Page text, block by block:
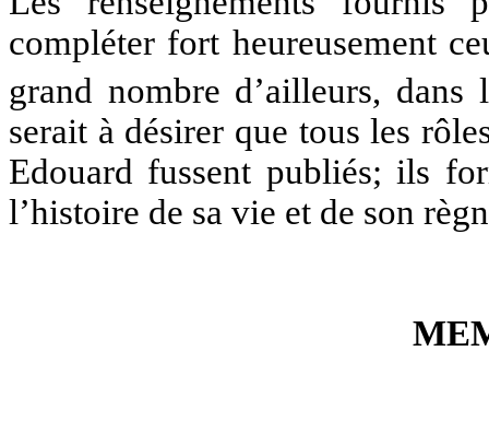
compléter fort heureusement
grand nombre d’ailleurs,
serait à désirer que tous les
Edouard fussent publiés; ils
l’histoire de sa vie et de son